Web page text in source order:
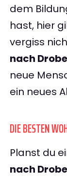
dem
hast, hier
vergiss
nach
neue
ein neues
DIE BESTEN
Planst du
nach